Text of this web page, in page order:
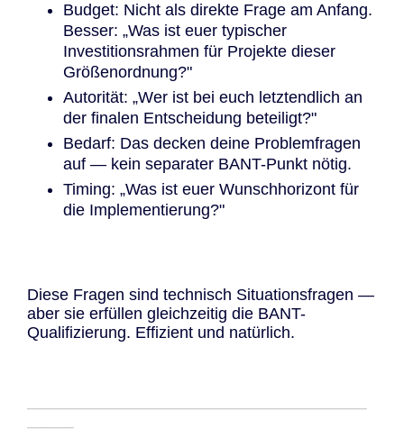
Budget: Nicht als direkte Frage am Anfang.
Besser: „Was ist euer typischer
Investitionsrahmen für Projekte dieser
Größenordnung?"
Autorität: „Wer ist bei euch letztendlich an
der finalen Entscheidung beteiligt?"
Bedarf: Das decken deine Problemfragen
auf — kein separater BANT-Punkt nötig.
Timing: „Was ist euer Wunschhorizont für
die Implementierung?"
Diese Fragen sind technisch Situationsfragen —
aber sie erfüllen gleichzeitig die BANT-
Qualifizierung. Effizient und natürlich.
─────────────────────────────
────